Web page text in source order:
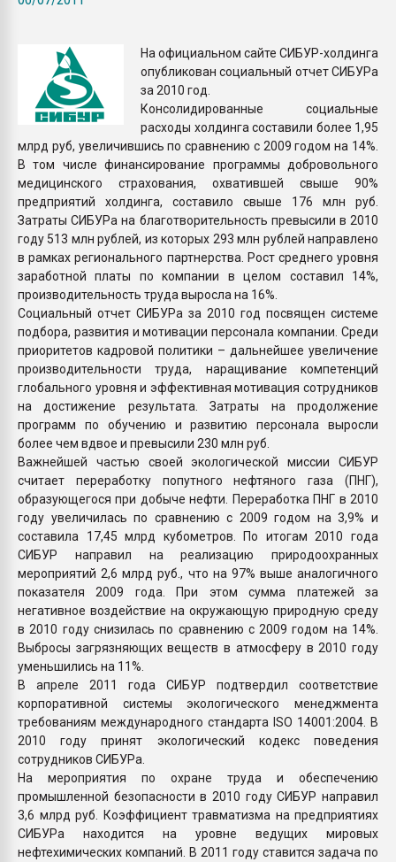
ПЕРЕЙТИ НА
На официальном сайте СИБУР-холдинга
опубликован социальный отчет СИБУРа
за 2010 год.
Консолидированные социальные
расходы холдинга составили более 1,95
млрд руб, увеличившись по сравнению с 2009 годом на 14%.
В том числе финансирование программы добровольного
медицинского страхования, охватившей свыше 90%
предприятий холдинга, составило свыше 176 млн руб.
Затраты СИБУРа на благотворительность превысили в 2010
году 513 млн рублей, из которых 293 млн рублей направлено
в рамках регионального партнерства. Рост среднего уровня
заработной платы по компании в целом составил 14%,
производительность труда выросла на 16%.
Социальный отчет СИБУРа за 2010 год посвящен системе
подбора, развития и мотивации персонала компании. Среди
приоритетов кадровой политики – дальнейшее увеличение
производительности труда, наращивание компетенций
глобального уровня и эффективная мотивация сотрудников
на достижение результата. Затраты на продолжение
программ по обучению и развитию персонала выросли
более чем вдвое и превысили 230 млн руб.
Важнейшей частью своей экологической миссии СИБУР
считает переработку попутного нефтяного газа (ПНГ),
образующегося при добыче нефти. Переработка ПНГ в 2010
году увеличилась по сравнению с 2009 годом на 3,9% и
составила 17,45 млрд кубометров. По итогам 2010 года
СИБУР направил на реализацию природоохранных
мероприятий 2,6 млрд руб., что на 97% выше аналогичного
показателя 2009 года. При этом сумма платежей за
негативное воздействие на окружающую природную среду
в 2010 году снизилась по сравнению с 2009 годом на 14%.
Выбросы загрязняющих веществ в атмосферу в 2010 году
уменьшились на 11%.
В апреле 2011 года СИБУР подтвердил соответствие
корпоративной системы экологического менеджмента
требованиям международного стандарта ISO 14001:2004. В
2010 году принят экологический кодекс поведения
сотрудников СИБУРа.
На мероприятия по охране труда и обеспечению
промышленной безопасности в 2010 году СИБУР направил
3,6 млрд руб. Коэффициент травматизма на предприятиях
СИБУРа находится на уровне ведущих мировых
нефтехимических компаний. В 2011 году ставится задача по